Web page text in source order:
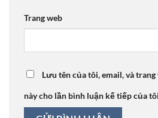
Trang web
Lưu tên của tôi, email, và
này cho lần bình luận kế tiếp của